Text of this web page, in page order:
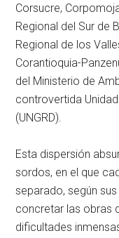
Corsucre,
Regional del Sur de
Regional de los
Corantioquia-
del Ministerio de
controvertida
(UNGRD).
Esta dispersión
sordos, en el que
separado, según
concretar las obras
dificultades